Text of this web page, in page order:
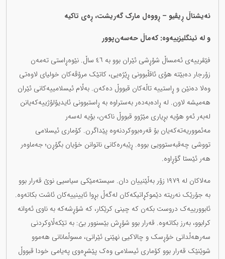
نەیشناڵ ڕیڤیو – ڕووەل مارک گەریشت، ڕەی تاکیە
و لە ئینگلیزییەوە: کەماڵ حەسەن‌پوور
فێڤرییەی ئەمساڵ شۆڕشی ئێران بوو بە ٤٦ ساڵ. نێوەڕاستی تەمەن
زۆرجار دەبێتە هۆی ئاقڵبوونی ڕێژەیی، کاتێک مرۆڤەکان خولیای لاوەتی
وەلا دەنێن و ڕاستییە تاڵەکان قبووڵ دەکەن. بەڵام ئیسلامییەکانی ئێران
هەمیشە لاون. لە ڕادەبەدەر بەستراوە بە ڕاستبوونی ئایدیۆلۆژییەکەیانن
لەبەر ئەو هۆیە بڕیاری مێژوو قبووڵ ناکەن، بۆیە لەسەر
مەئمووریەتەکەیان بۆ قەرەبووکردنەوە پێداگرن. کۆماری ئیسلامی
تووشی چەقبەستوویی بووە. ڕێبەرەکانی ناتوانن خۆیان بگۆڕن؛ جەماوەر
هەر ئێستا گۆڕاوە.
مەلاکان لە ١٩٧٩ زۆر بەڵێنییان دان. سیستەمێکی سیاسیی نوێ قەرار بوو
بە جۆرێک نەریتە دێموکڕاتیکەکان لەگەڵ بڕوا ئایینییەکان ئاشت بکاتەوە.
ئابوورییەک دروست بکەن کە چینی کرێکار، کە شۆڕشەکە بە ناوی ئەوانە
کرابوو، بەرز بکاتەوە. قەرار بوو شۆڕش بێسنوور بێ: بە تێکەڵاوکردنی
سەرهەڵدانی خۆڕسک و چالاکیی نهێنی ئێرانی، مسوڵمانانی هەموو
شوێنێک قەرار بوو کۆماری ئیسلامی وەک پێشڕەوی پەیامی خودا قبووڵ